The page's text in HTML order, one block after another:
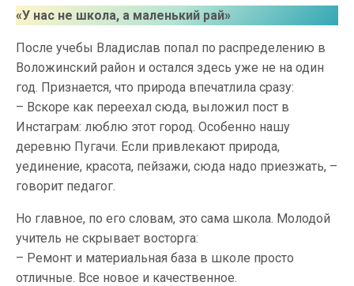
«У нас не школа, а маленький рай»
После учебы Владислав попал по распределению в
Воложинский район и остался здесь уже не на один
год. Признается, что природа впечатлила сразу:
– Вскоре как переехал сюда, выложил пост в
Инстаграм: люблю этот город. Особенно нашу
деревню Пугачи. Если привлекают природа,
уединение, красота, пейзажи, сюда надо приезжать, –
говорит педагог.
Но главное, по его словам, это сама школа. Молодой
учитель не скрывает восторга:
– Ремонт и материальная база в школе просто
отличные. Все новое и качественное.